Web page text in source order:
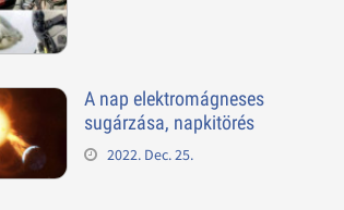
A nap elektromágneses
sugárzása, napkitörés
2022. Dec. 25.